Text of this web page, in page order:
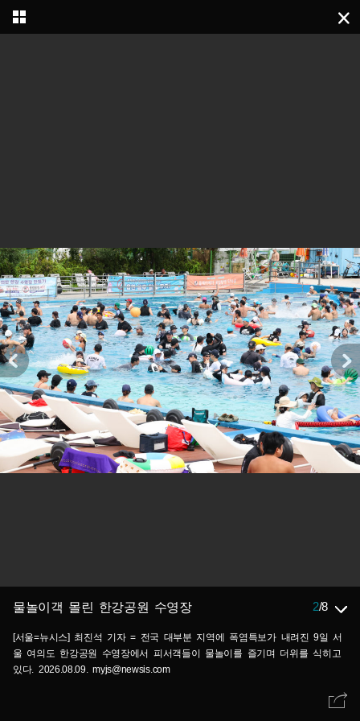
물놀이객 몰린 한강공원 수영장 2/8
[서울=뉴시스] 최진석 기자 = 전국 대부분 지역에 폭염특보가 내려진 9일 서
울 여의도 한강공원 수영장에서 피서객들이 물놀이를 즐기며 더위를 식히고
있다. 2026.08.09. myjs@newsis.com